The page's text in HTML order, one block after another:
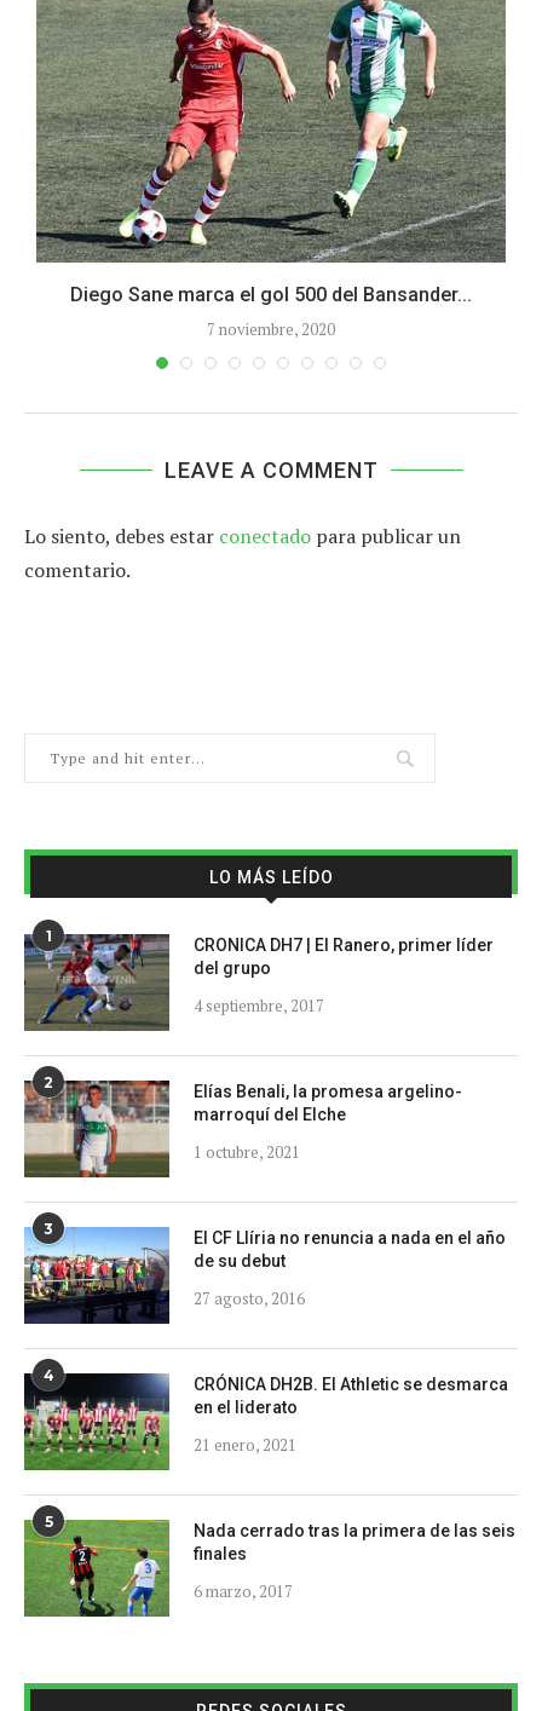
Diego Sane marca el gol 500 del Bansander...
7 noviembre, 2020
LEAVE A COMMENT
Lo siento, debes estar conectado para publicar un
comentario.
LO MÁS LEÍDO
1
CRONICA DH7 | El Ranero, primer líder
del grupo
4 septiembre, 2017
2
Elías Benali, la promesa argelino-
marroquí del Elche
1 octubre, 2021
3
El CF Llíria no renuncia a nada en el año
de su debut
27 agosto, 2016
4
CRÓNICA DH2B. El Athletic se desmarca
en el liderato
21 enero, 2021
5
Nada cerrado tras la primera de las seis
finales
6 marzo, 2017